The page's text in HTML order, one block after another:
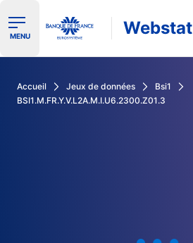
Ouvrir le menu de navigation
MENU Webstat
Accueil Jeux de données
Bsi1
BSI1.M.FR.Y.V.L2A.M.I.U6.2300.Z01.3